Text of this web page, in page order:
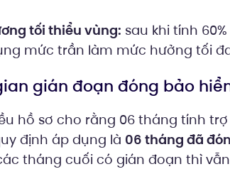
tối thiểu vùng: sau khi tính
mức trần làm mức hưởng tối
gián đoạn đóng bảo
hồ sơ cho rằng 06 tháng tính
định áp dụng là 06 tháng đã
tháng cuối có gián đoạn thì